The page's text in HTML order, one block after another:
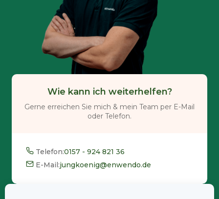
Wie kann ich weiterhelfen?
Gerne erreichen Sie mich & mein Team per E-Mail
oder Telefon.
Telefon:0157 - 924 821 36
E-Mail:jungkoenig@enwendo.de